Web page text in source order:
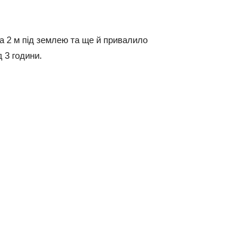
2 м під землею та ще й привалило
3 години.